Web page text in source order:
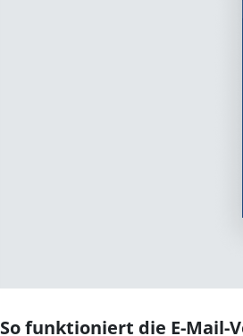
So funktioniert die E-Mail-